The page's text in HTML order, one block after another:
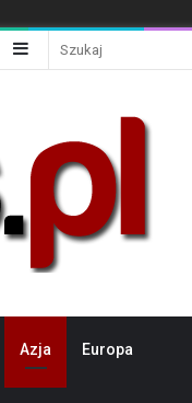
Sidebar
Azja Europa